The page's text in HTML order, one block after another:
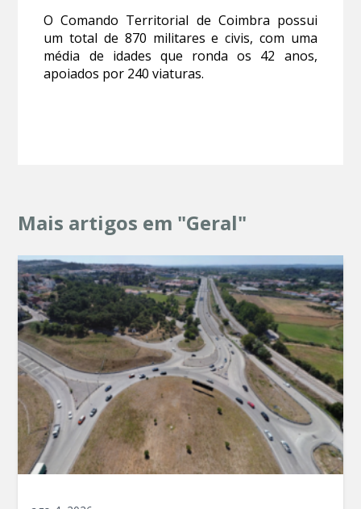
O Comando Territorial de Coimbra possui
um total de 870 militares e civis, com uma
média de idades que ronda os 42 anos,
apoiados por 240 viaturas.
Mais artigos em "Geral"